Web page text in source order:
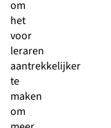
om
het
voor
leraren
aantrekkelijker
te
maken
om